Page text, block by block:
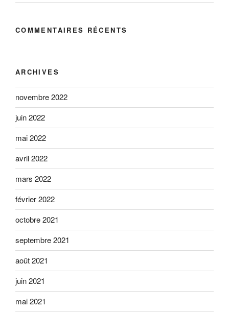
COMMENTAIRES RÉCENTS
ARCHIVES
novembre 2022
juin 2022
mai 2022
avril 2022
mars 2022
février 2022
octobre 2021
septembre 2021
août 2021
juin 2021
mai 2021